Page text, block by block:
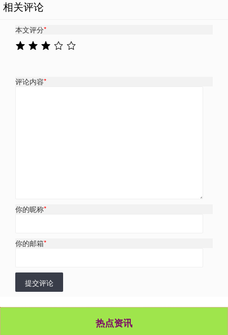
相关评论
本文评分*
评论内容*
你的昵称*
你的邮箱*
提交评论
热点资讯